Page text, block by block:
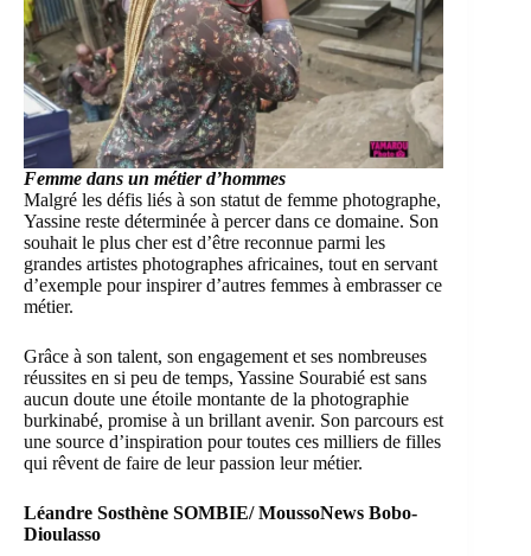
Femme dans un métier d’hommes
Malgré les défis liés à son statut de femme photographe,
Yassine reste déterminée à percer dans ce domaine. Son
souhait le plus cher est d’être reconnue parmi les
grandes artistes photographes africaines, tout en servant
d’exemple pour inspirer d’autres femmes à embrasser ce
métier.
Grâce à son talent, son engagement et ses nombreuses
réussites en si peu de temps, Yassine Sourabié est sans
aucun doute une étoile montante de la photographie
burkinabé, promise à un brillant avenir. Son parcours est
une source d’inspiration pour toutes ces milliers de filles
qui rêvent de faire de leur passion leur métier.
Léandre Sosthène SOMBIE/ MoussoNews Bobo-
Dioulasso